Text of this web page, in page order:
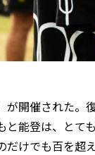
開催された。
能登は、とて
けでも百を超